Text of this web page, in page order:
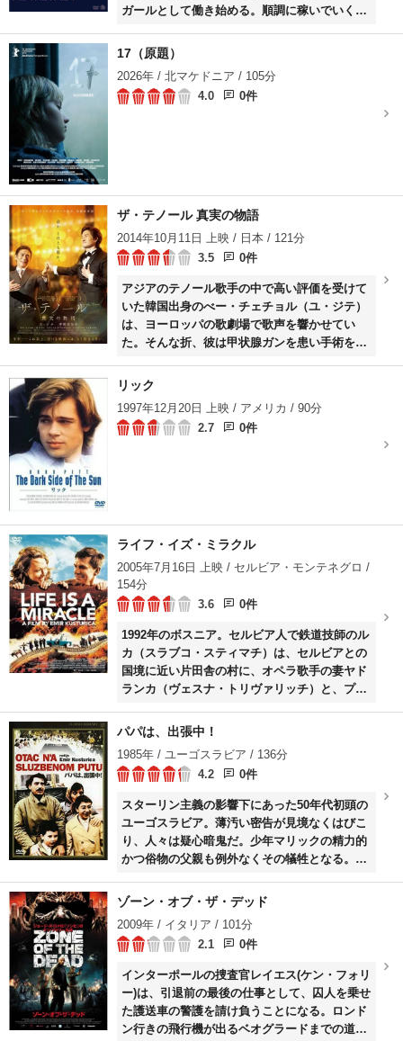
ガールとして働き始める。順調に稼いでいくサ
き込まれてしまい…。
17（原題）
2026年 / 北マケドニア / 105分
4.0
0件
ザ・テノール 真実の物語
2014年10月11日 上映 / 日本 / 121分
3.5
0件
アジアのテノール歌手の中で高い評価を受けて
いた韓国出身のべー・チェチョル（ユ・ジテ）
は、ヨーロッパの歌劇場で歌声を響かせてい
た。そんな折、彼は甲状腺ガンを患い手術をし
素晴らしい歌唱力が喪失してしまう。そんなど
かけとなったのは、音楽プロデューサーの沢田
幸司（伊勢谷友介）との出会いで……。
リック
1997年12月20日 上映 / アメリカ / 90分
2.7
0件
ライフ・イズ・ミラクル
2005年7月16日 上映 / セルビア・モンテネグロ /
154分
3.6
0件
1992年のボスニア。セルビア人で鉄道技師のル
カ（スラブコ・スティマチ）は、セルビアとの
国境に近い片田舎の村に、オペラ歌手の妻ヤド
ランカ（ヴェスナ・トリヴァリッチ）と、プロ
ク・コスティッチ）とともにやってくる。
パパは、出張中！
1985年 / ユーゴスラビア / 136分
4.2
0件
スターリン主義の影響下にあった50年代初頭の
ユーゴスラビア。薄汚い密告が見境なくはびこ
り、人々は疑心暗鬼だ。少年マリックの精力的
かつ俗物の父親も例外なくその犠牲となる。ふ
収容所に収監された父を、母は“出張中”と少年
ストリッツァがカンヌでグランプリを得た、ユ
ーモアの中に痛烈な体制批判を織り込んだ作
品。＞
ゾーン・オブ・ザ・デッド
2009年 / イタリア / 101分
2.1
0件
インターポールの捜査官レイエス(ケン・フォリ
ー)は、引退前の最後の仕事として、囚人を乗せ
た護送車の警護を請け負うことになる。ロンド
ン行きの飛行機が出るベオグラードまでの道